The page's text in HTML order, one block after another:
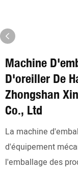
Machine
D'oreiller De
Zhongshan
Co., Ltd
La machine
d'équipement
l'emballage des